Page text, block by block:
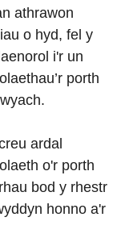
athrawon
o hyd, fel y
i'r un
porth
ardal
o'r porth
bod y rhestr
honno a'r